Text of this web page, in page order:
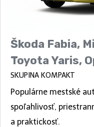
Škoda Fabia,
Toyota Yaris,
SKUPINA KOMPAKT
Populárne mestské
spoľahlivosť,
a praktickosť.